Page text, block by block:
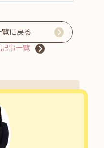
覧に戻る
事一覧